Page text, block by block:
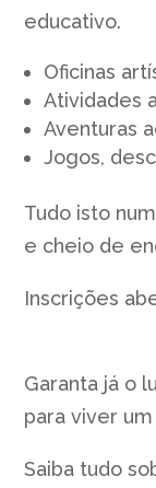
educativo.
Oficinas
Atividades
Aventuras
Jogos,
Tudo isto
e cheio de
Inscrições
Garanta já o
para viver
Saiba tudo